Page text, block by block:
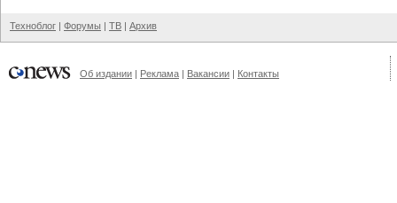
Техноблог | Форумы | ТВ | Архив
Об издании | Реклама | Вакансии | Контакты